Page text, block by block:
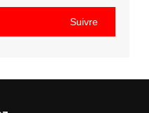
Suivre